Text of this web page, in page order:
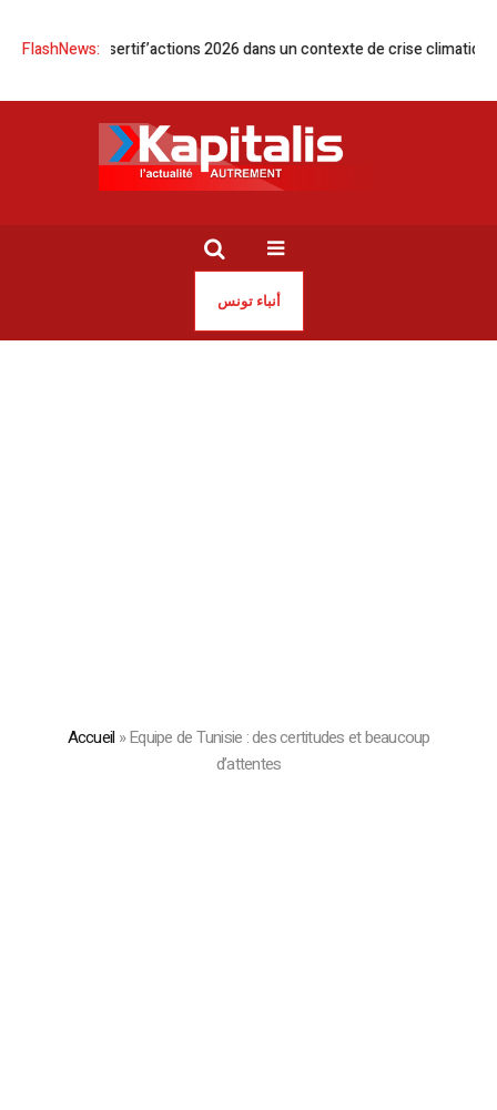
FlashNews:
Desertif’actions 2026 dans un contexte de crise climatique
أنباء تونس
Accueil »Equipe de Tunisie : des certitudes et beaucoup
d’attentes